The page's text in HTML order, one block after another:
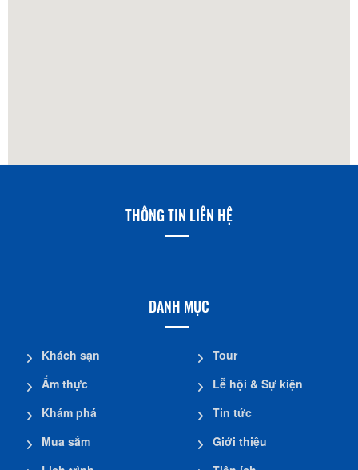
THÔNG TIN LIÊN HỆ
DANH MỤC
Khách sạn
Ẩm thực
Khám phá
Mua sắm
Tour
Lễ hội & Sự kiện
Tin tức
Giới thiệu